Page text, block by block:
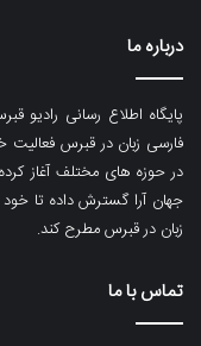
درباره ما
پایگاه اطلاع رسانی رادیو
جهان آرا گسترش داده تا
زبان در قبرس مطرح کند.
تماس با ما